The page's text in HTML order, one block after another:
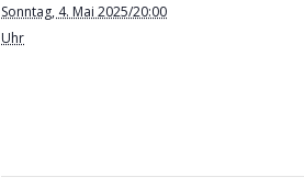
Sonntag, 4. Mai 2025/20:00
Uhr